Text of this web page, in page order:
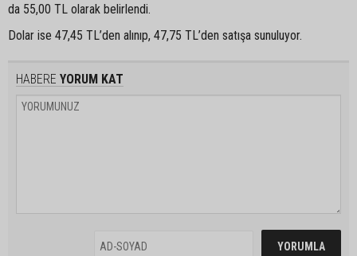
da 55,00 TL olarak belirlendi.
Dolar ise 47,45 TL’den alınıp, 47,75 TL’den satışa sunuluyor.
HABERE YORUM KAT